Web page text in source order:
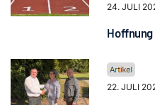
24. JULI
22. JULI